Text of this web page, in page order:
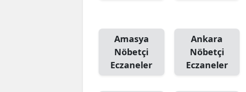
Amasya
Nöbetçi
Eczaneler
Ankara
Nöbetçi
Eczaneler